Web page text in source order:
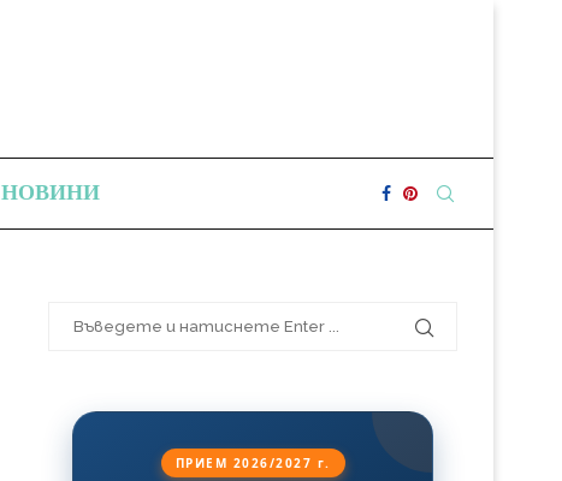
НОВИНИ
ПРИЕМ 2026/2027 г.